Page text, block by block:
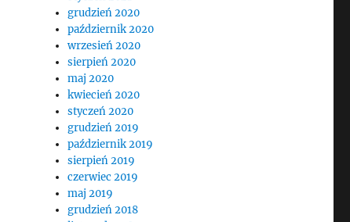
grudzień 2020
październik 2020
wrzesień 2020
sierpień 2020
maj 2020
kwiecień 2020
styczeń 2020
grudzień 2019
październik 2019
sierpień 2019
czerwiec 2019
maj 2019
grudzień 2018